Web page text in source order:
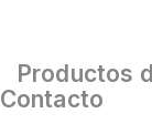
Productos
Contacto